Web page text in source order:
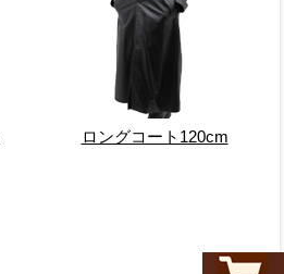
ロングコート120cm